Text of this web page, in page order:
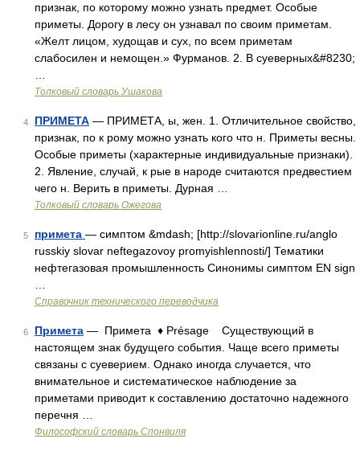
признак, по которому можно узнать предмет. Особые
приметы. Дорогу в лесу он узнавал по своим приметам.
«Желт лицом, худощав и сух, по всем приметам
слабосилен и немощен.» Фурманов. 2. В суеверных&#8230;
Толковый словарь Ушакова
4 ПРИМЕТА — ПРИМЕТА, ы, жен. 1. Отличительное свойство,
признак, по к рому можно узнать кого что н. Приметы весны.
Особые приметы (характерные индивидуальные признаки).
2. Явление, случай, к рые в народе считаются предвестием
чего н. Верить в приметы. Дурная …
Толковый словарь Ожегова
5 примета — симптом &mdash; [http://slovarionline.ru/anglo
russkiy slovar neftegazovoy promyishlennosti/] Тематики
нефтегазовая промышленность Синонимы симптом EN sign
Справочник технического переводчика
6 Примета — Примета ♦ Présage Существующий в
настоящем знак будущего события. Чаще всего приметы
связаны с суеверием. Однако иногда случается, что
внимательное и систематическое наблюдение за
приметами приводит к составлению достаточно надежного
перечня …
Философский словарь Спонвиля